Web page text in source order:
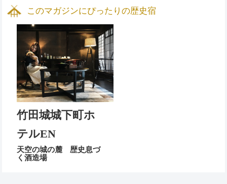
このマガジンにぴったりの歴史宿
竹田城城下町ホ
テルEN
天空の城の麓 歴史息づ
く酒造場